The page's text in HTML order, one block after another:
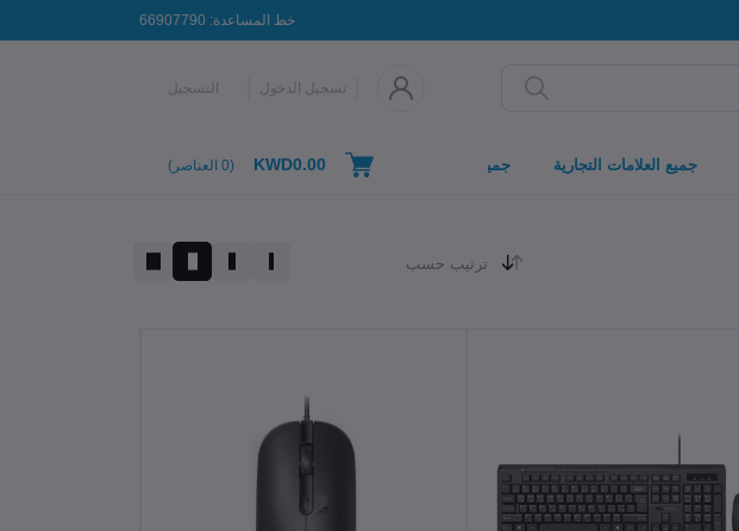
خط المساعدة: 66907790
تسجيل الدخول التسجيل
جميع العلامات التجارية جميع التصنيفات KWD0.00
(
0 العناصر)
ترتيب حسب